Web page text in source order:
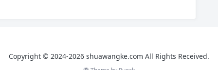
Copyright © 2024-2026 shuawangke.com All Rights Received.